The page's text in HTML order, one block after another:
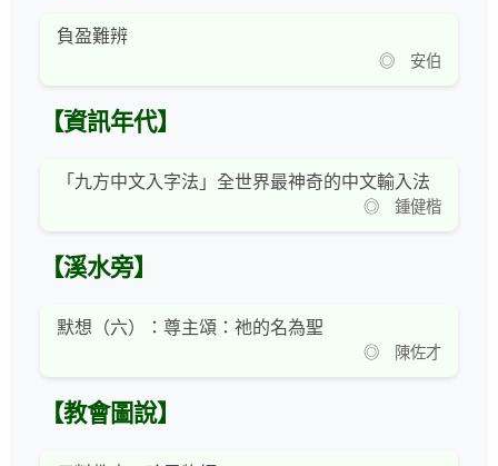
負盈難辨
◎ 安伯
【資訊年代】
「九方中文入字法」全世界最神奇的中文輸入法
◎ 鍾健楷
【溪水旁】
默想（六）：尊主頌：祂的名為聖
◎ 陳佐才
【教會圖說】